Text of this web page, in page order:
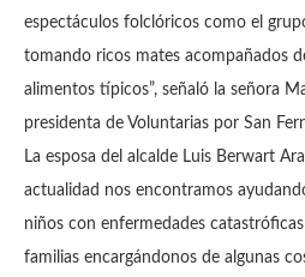
espectáculos folclóricos como el
tomando ricos mates acompañados
alimentos típicos”, señaló la señora
presidenta de Voluntarias por San
La esposa del alcalde Luis Berwart
actualidad nos encontramos
niños con enfermedades
familias encargándonos de algunas